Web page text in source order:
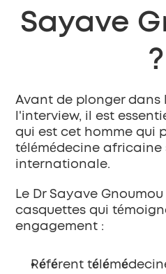
Sayave
?
Avant de plonger dans
l'interview, il est
qui est cet homme qui
télémédecine africaine
internationale.
Le Dr Sayave
casquettes qui
engagement :
Référent